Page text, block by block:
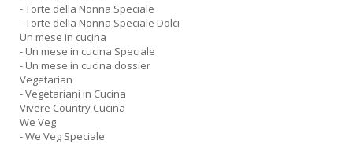
- Torte della Nonna Speciale
- Torte della Nonna Speciale Dolci
Un mese in cucina
- Un mese in cucina Speciale
- Un mese in cucina dossier
Vegetarian
- Vegetariani in Cucina
Vivere Country Cucina
We Veg
- We Veg Speciale